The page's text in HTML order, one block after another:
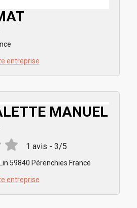
entreprise
MANUEL
1 avis - 3/5
59840 Pérenchies France
entreprise